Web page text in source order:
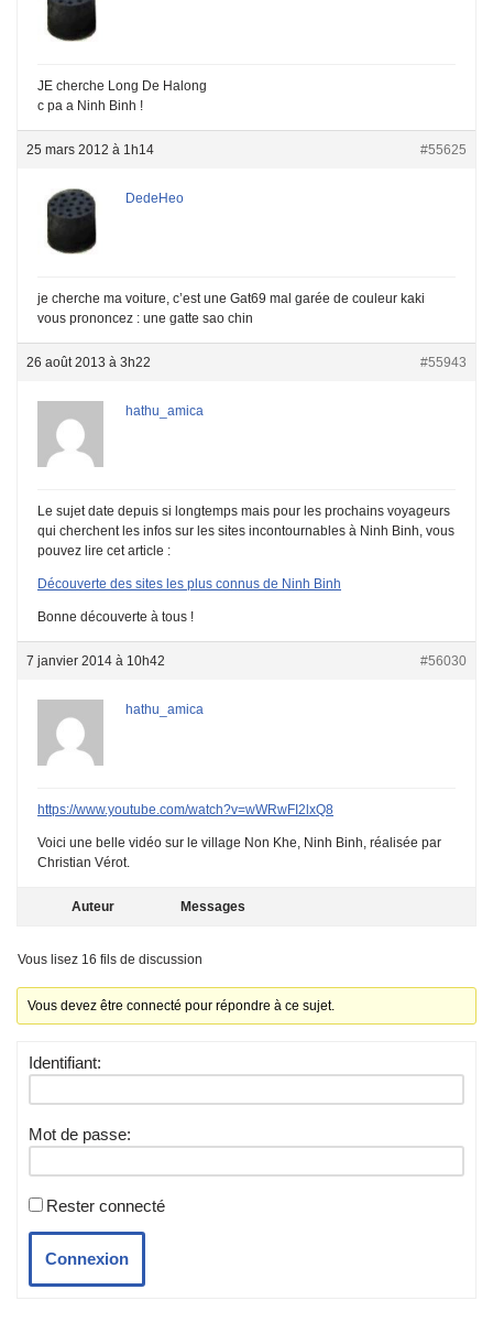
JE cherche Long De Halong
c pa a Ninh Binh !
25 mars 2012 à 1h14 #55625
DedeHeo
je cherche ma voiture, c’est une Gat69 mal garée de couleur kaki
vous prononcez : une gatte sao chin
26 août 2013 à 3h22 #55943
hathu_amica
Le sujet date depuis si longtemps mais pour les prochains voyageurs
qui cherchent les infos sur les sites incontournables à Ninh Binh, vous
pouvez lire cet article :
Découverte des sites les plus connus de Ninh Binh
Bonne découverte à tous !
7 janvier 2014 à 10h42 #56030
hathu_amica
https://www.youtube.com/watch?v=wWRwFI2lxQ8
Voici une belle vidéo sur le village Non Khe, Ninh Binh, réalisée par
Christian Vérot.
Auteur Messages
Vous lisez 16 fils de discussion
Vous devez être connecté pour répondre à ce sujet.
Identifiant:
Mot de passe:
Rester connecté
Connexion